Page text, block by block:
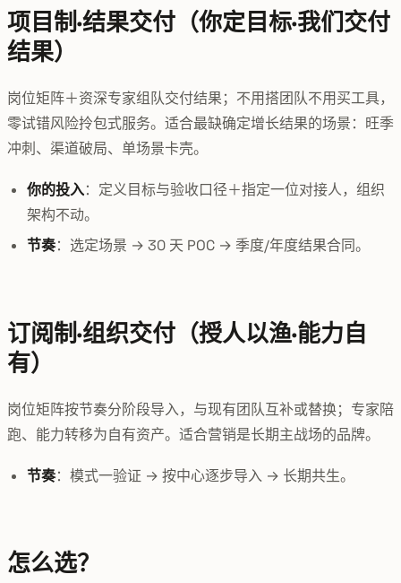
项目制·结果交付（你定目标·我们交付
结果）
岗位矩阵＋资深专家组队交付结果；不用搭团队不用买工具，
零试错风险拎包式服务。适合最缺确定增长结果的场景：旺季
冲刺、渠道破局、单场景卡壳。
你的投入：定义目标与验收口径＋指定一位对接人，组织
架构不动。
节奏：选定场景 → 30 天 POC → 季度/年度结果合同。
订阅制·组织交付（授人以渔·能力自
有）
岗位矩阵按节奏分阶段导入，与现有团队互补或替换；专家陪
跑、能力转移为自有资产。适合营销是长期主战场的品牌。
节奏：模式一验证 → 按中心逐步导入 → 长期共生。
怎么选？